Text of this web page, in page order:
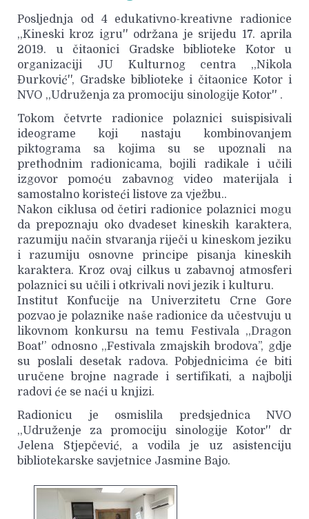
Posljednja od 4 edukativno-kreativne radionice
,,Kineski kroz igru'' održana je srijedu 17. aprila
2019. u čitaonici Gradske biblioteke Kotor u
organizaciji JU Kulturnog centra ,,Nikola
Đurković'', Gradske biblioteke i čitaonice Kotor i
NVO ,,Udruženja za promociju sinologije Kotor'' .
Tokom četvrte radionice polaznici suispisivali
ideograme koji nastaju kombinovanjem
piktograma sa kojima su se upoznali na
prethodnim radionicama, bojili radikale i učili
izgovor pomoću zabavnog video materijala i
samostalno koristeći listove za vježbu..
Nakon ciklusa od četiri radionice polaznici mogu
da prepoznaju oko dvadeset kineskih karaktera,
razumiju način stvaranja riječi u kineskom jeziku
i razumiju osnovne principe pisanja kineskih
karaktera. Kroz ovaj cilkus u zabavnoj atmosferi
polaznici su učili i otkrivali novi jezik i kulturu.
Institut Konfucije na Univerzitetu Crne Gore
pozvao je polaznike naše radionice da učestvuju u
likovnom konkursu na temu Festivala ,,Dragon
Boat'’ odnosno ,,Festivala zmajskih brodova’’, gdje
su poslali desetak radova. Pobjednicima će biti
uručene brojne nagrade i sertifikati, a najbolji
radovi će se naći u knjizi.
Radionicu je osmislila predsjednica NVO
,,Udruženje za promociju sinologije Kotor'' dr
Jelena Stjepčević, a vodila je uz asistenciju
bibliotekarske savjetnice Jasmine Bajo.